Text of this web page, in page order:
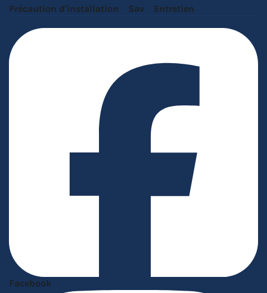
Précaution d'installation
Sav Entretien
Facebook